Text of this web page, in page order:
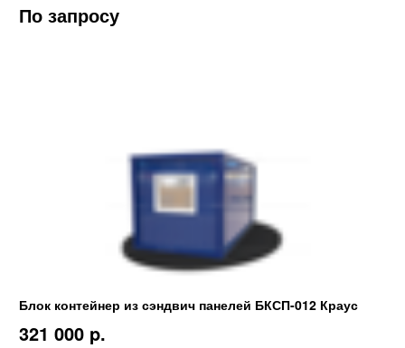
По запросу
Блок контейнер из сэндвич панелей БКСП-012 Краус
321 000 p.